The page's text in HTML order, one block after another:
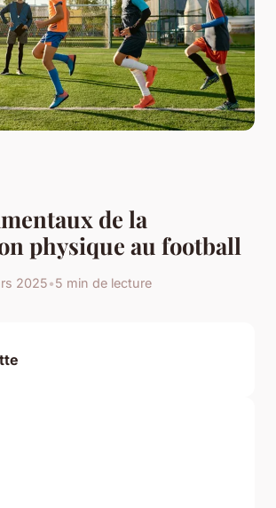
de la
physique au football
2025•5 min de lecture